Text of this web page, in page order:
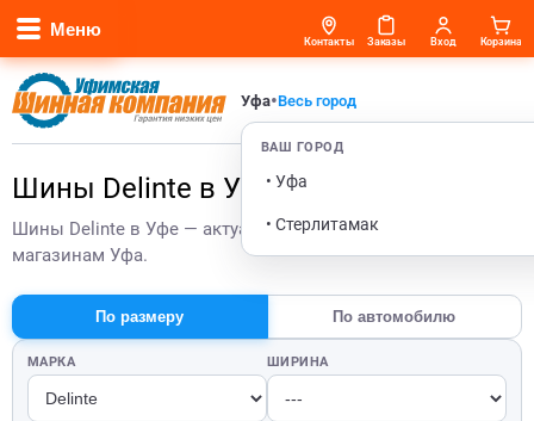
Меню
Уфа•Весь город
ВАШ ГОРОД
• Уфа
• Стерлитамак
Контакты Заказы Вход Корзина
Шины Delinte в Уфе
Шины Delinte в Уфе — актуальные цены и остатки по
магазинам Уфа.
По размеру По автомобилю
МАРКА ШИРИНА